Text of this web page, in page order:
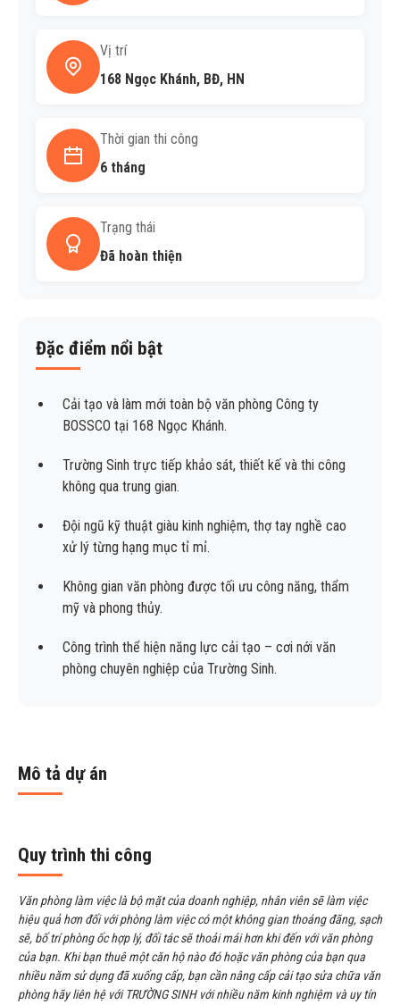
Vị trí
168 Ngọc Khánh, BĐ, HN
Thời gian thi công
6 tháng
Trạng thái
Đã hoàn thiện
Đặc điểm nổi bật
Cải tạo và làm mới toàn bộ văn phòng Công ty
BOSSCO tại 168 Ngọc Khánh.
Trường Sinh trực tiếp khảo sát, thiết kế và thi công
không qua trung gian.
Đội ngũ kỹ thuật giàu kinh nghiệm, thợ tay nghề cao
xử lý từng hạng mục tỉ mỉ.
Không gian văn phòng được tối ưu công năng, thẩm
mỹ và phong thủy.
Công trình thể hiện năng lực cải tạo – cơi nới văn
phòng chuyên nghiệp của Trường Sinh.
Mô tả dự án
Quy trình thi công
Văn phòng làm việc là bộ mặt của doanh nghiệp, nhân viên sẽ làm việc
hiệu quả hơn đối với phòng làm việc có một không gian thoáng đãng, sạch
sẽ, bố trí phòng ốc hợp lý, đối tác sẽ thoải mái hơn khi đến với văn phòng
của bạn. Khi bạn thuê một căn hộ nào đó hoặc văn phòng của bạn qua
nhiều năm sử dụng đã xuống cấp, bạn cần nâng cấpcải tạo sửa chữa văn
phònghãy liên hệ với TRƯỜNG SINH với nhiều năm kinh nghiệm và uy tín